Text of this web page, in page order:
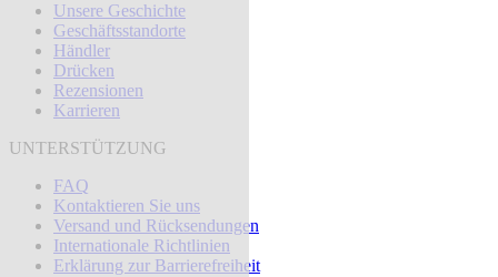
Unsere Geschichte
Geschäftsstandorte
Händler
Drücken
Rezensionen
Karrieren
UNTERSTÜTZUNG
FAQ
Kontaktieren Sie uns
Versand und Rücksendungen
Internationale Richtlinien
Erklärung zur Barrierefreiheit